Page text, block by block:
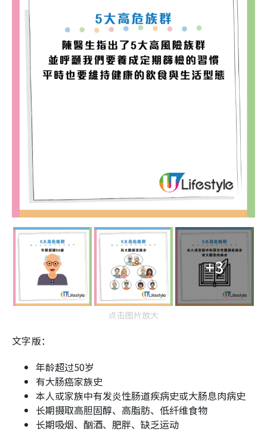
+3
点击图片放大
文字版：
年龄超过50岁
有大肠癌家族史
本人或家族中有发炎性肠道疾病史或大肠息肉病史
长期摄取高胆固醇、高脂肪、低纤维食物
长期吸烟、酗酒、肥胖、缺乏运动